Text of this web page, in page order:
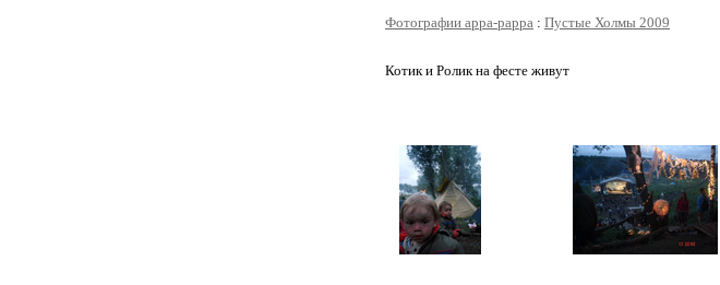
Фотографии appa-pappa : Пустые Холмы 2009
Котик и Ролик на фесте живут